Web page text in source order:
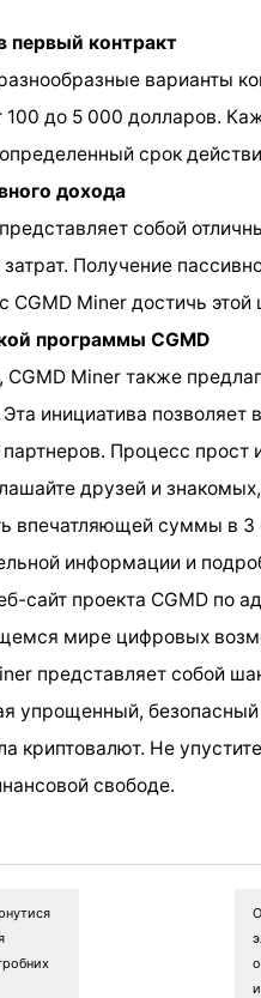
первый контракт
варианты
100 до 5 000 долларов.
срок
дохода
собой
Получение
CGMD Miner достичь
программы CGMD
Miner также
инициатива позволяет
Процесс прост
друзей и
впечатляющей суммы в
информации и
сайт проекта CGMD по
мире цифровых
представляет собой
упрощенный,
криптовалют. Не
свободе.